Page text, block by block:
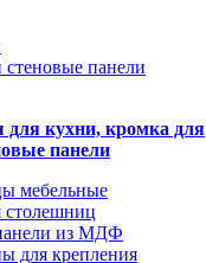
кухни, кромка для
панели
мебельные
столешниц
из МДФ
для крепления